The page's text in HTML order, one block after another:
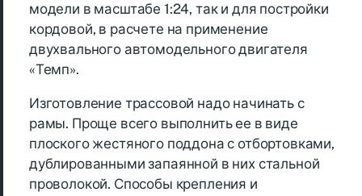
модели в масштабе 1:24, так и для постройки
кордовой, в расчете на применение
двухвального автомодельного двигателя
«Темп».
Изготовление трассовой надо начинать с
рамы. Проще всего выполнить ее в виде
плоского жестяного поддона с отбортовками,
дублированными запаянной в них стальной
проволокой. Способы крепления и